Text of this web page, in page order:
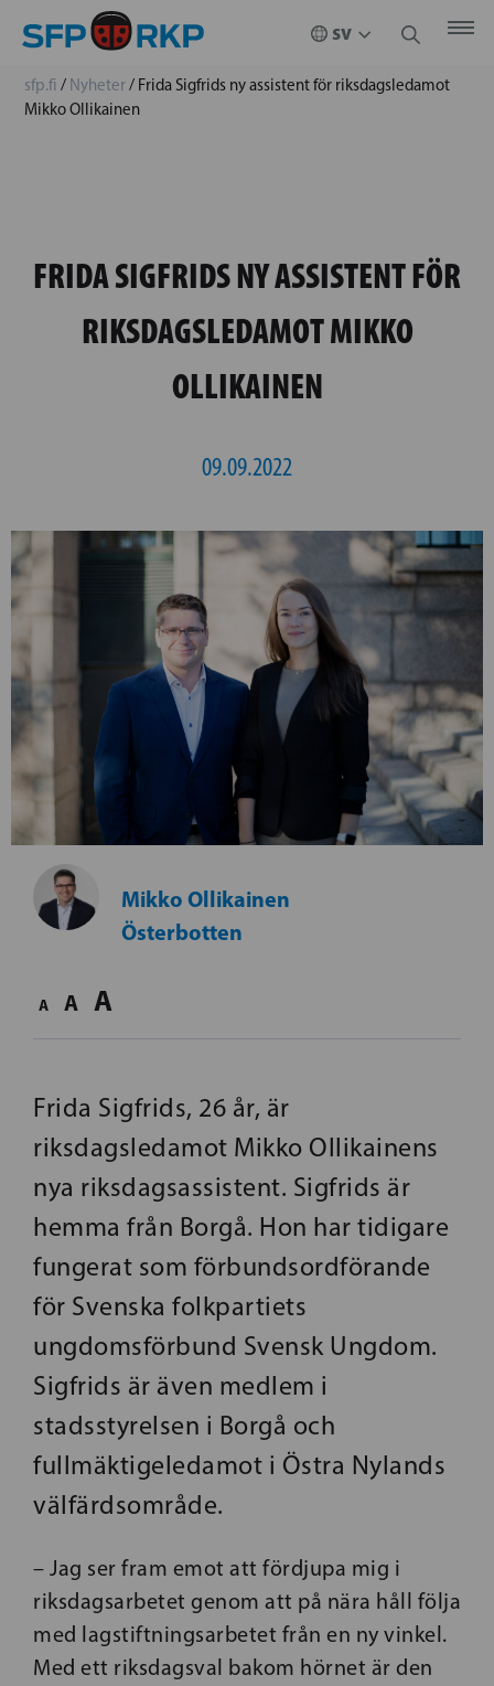
sfp.fi / Nyheter/ Frida Sigfrids ny assistent för riksdagsledamot
Mikko Ollikainen
FRIDA SIGFRIDS NY ASSISTENT FÖR
RIKSDAGSLEDAMOT MIKKO
OLLIKAINEN
09.09.2022
Mikko Ollikainen
Österbotten
A A A
Frida Sigfrids, 26 år, är
riksdagsledamot Mikko Ollikainens
nya riksdagsassistent. Sigfrids är
hemma från Borgå. Hon har tidigare
fungerat som förbundsordförande
för Svenska folkpartiets
ungdomsförbund Svensk Ungdom.
Sigfrids är även medlem i
stadsstyrelsen i Borgå och
fullmäktigeledamot i Östra Nylands
välfärdsområde.
– Jag ser fram emot att fördjupa mig i
riksdagsarbetet genom att på nära håll följa
med lagstiftningsarbetet från en ny vinkel.
Med ett riksdagsval bakom hörnet är den